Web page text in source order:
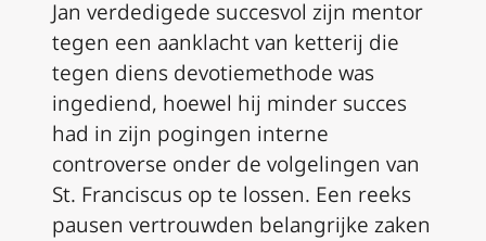
Jan verdedigede succesvol zijn mentor
tegen een aanklacht van ketterij die
tegen diens devotiemethode was
ingediend, hoewel hij minder succes
had in zijn pogingen interne
controverse onder de volgelingen van
St. Franciscus op te lossen. Een reeks
pausen vertrouwden belangrijke zaken